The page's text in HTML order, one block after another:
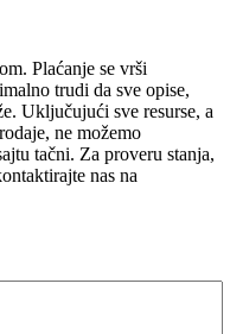
Plaćanje se vrši
trudi da sve opise,
Uključujući sve resurse, a
ne možemo
tačni. Za proveru stanja,
nas na